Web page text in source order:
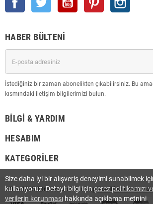
HABER BÜLTENI
İstediğiniz bir zaman abonelikten çıkabilirsiniz. Bu
kısmındaki iletişim bilgilerimizi bulun.
BILGI & YARDIM
HESABIM
KATEGORILER
2008-2025 Tüm Hakları Saklı Olup Tescilli Markadır.
Size daha iyi bir alışveriş deneyimi sunabilmek
kullanıyoruz. Detaylı bilgi içinçerez politikamızı
verilerin korunması hakkında açıklama metnini